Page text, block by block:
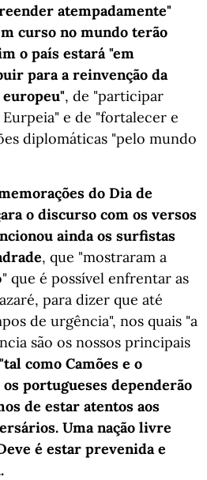
atempadamente"
curso no mundo terão
o país estará "em
para a reinvenção da
, de "participar
e de "fortalecer e
diplomáticas "pelo mundo
do Dia de
o discurso com os versos
ainda os surfistas
, que "mostraram a
que é possível enfrentar as
para dizer que até
de urgência", nos quais "a
são os nossos principais
como Camões e o
portugueses dependerão
de estar atentos aos
Uma nação livre
é estar prevenida e